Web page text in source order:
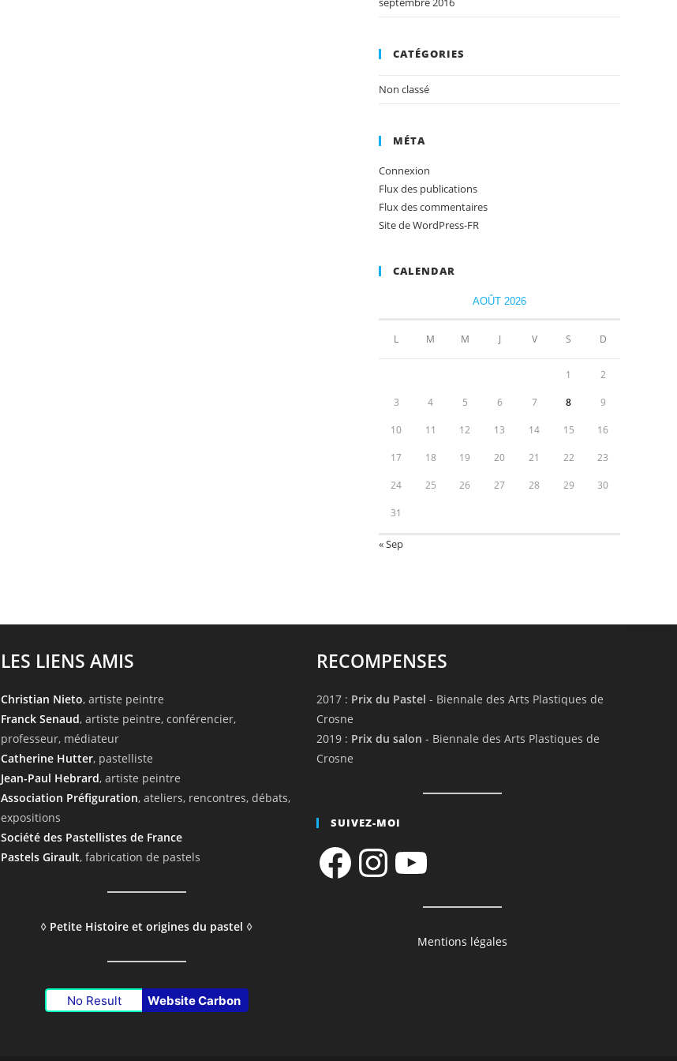
CATÉGORIES
Non classé
MÉTA
Connexion
Flux des publications
Flux des commentaires
Site de WordPress-FR
CALENDAR
AOÛT 2026
L M M J V S D
1 2
3 4 5 6 7 8 9
10 11 12 13 14 15 16
17 18 19 20 21 22 23
24 25 26 27 28 29 30
31
« Sep
LES LIENS AMIS
Christian Nieto, artiste peintre
Franck Senaud, artiste peintre, conférencier,
professeur, médiateur
Catherine Hutter, pastelliste
Jean-Paul Hebrard, artiste peintre
Association Préfiguration, ateliers, rencontres, débats,
expositions
Société des Pastellistes de France
Pastels Girault, fabrication de pastels
◊ Petite Histoire et origines du pastel ◊
No Result Website Carbon
RECOMPENSES
2017 : Prix du Pastel - Biennale des Arts Plastiques de
Crosne
2019 : Prix du salon - Biennale des Arts Plastiques de
Crosne
SUIVEZ-MOI
FacebookInstagramYouTube
Mentions légales